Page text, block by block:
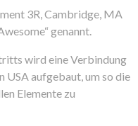
3R, Cambridge, MA
genannt.
wird eine Verbindung
USA aufgebaut, um so die
Elemente zu